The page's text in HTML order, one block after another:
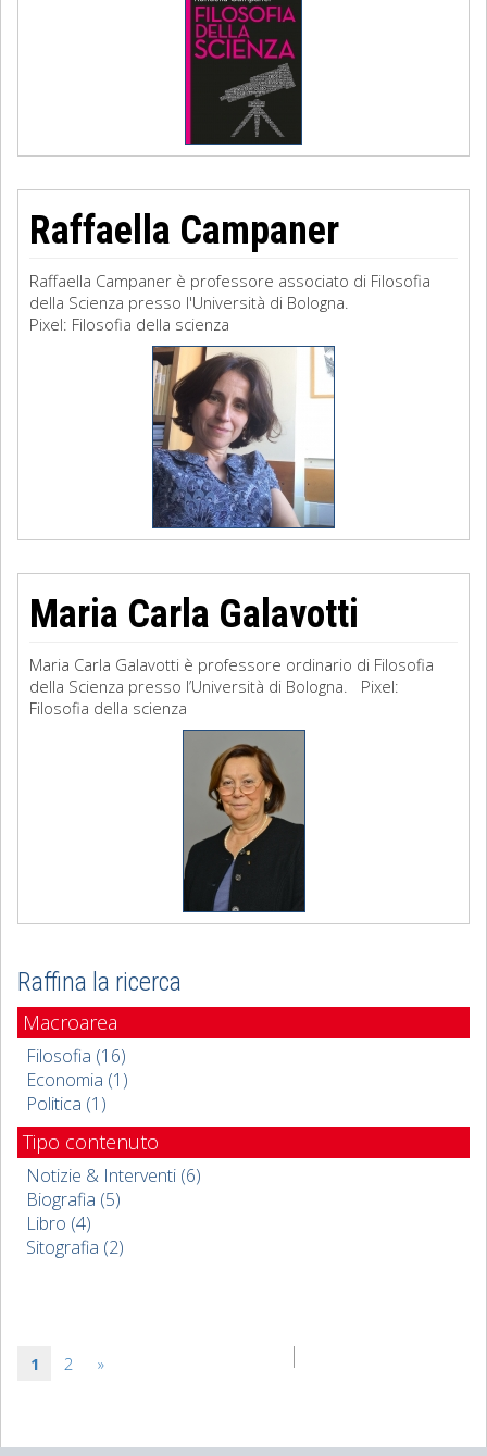
Raffaella Campaner
Raffaella Campaner è professore associato di Filosofia
della Scienza presso l'Università di Bologna.
Pixel: Filosofia della scienza
Maria Carla Galavotti
Maria Carla Galavotti è professore ordinario di Filosofia
della Scienza presso l’Università di Bologna. Pixel:
Filosofia della scienza
Raffina la ricerca
Macroarea
Filosofia (16)
Economia (1)
Politica (1)
Tipo contenuto
Notizie & Interventi (6)
Biografia (5)
Libro (4)
Sitografia (2)
1 2 »